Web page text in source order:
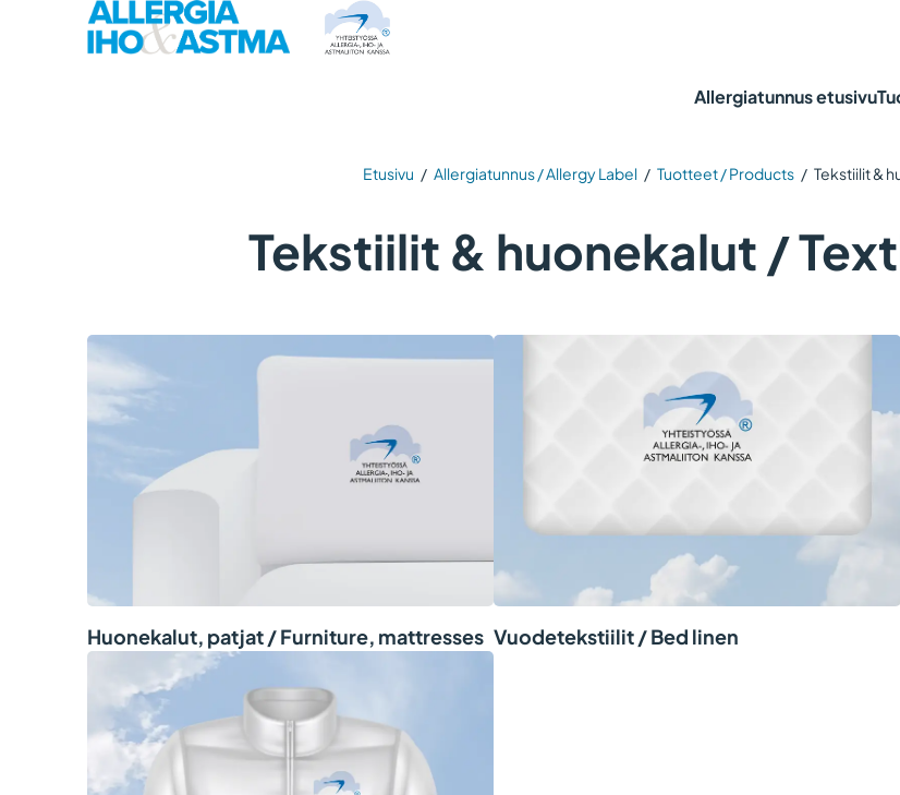
Allergiatunnus etusivu
Etusivu / Allergiatunnus / Allergy Label / Tuotteet / Products / Tekstiilit &
Tekstiilit & huonekalut /
Huonekalut, patjat / Furniture, mattresses Vuodetekstiilit / Bed linen